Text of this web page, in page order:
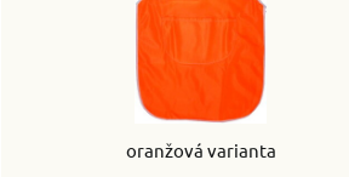
oranžová varianta